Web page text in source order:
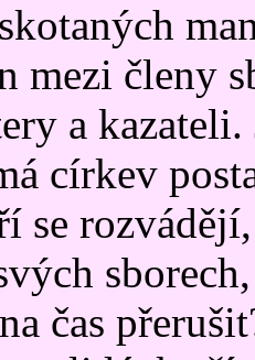
mezi členy
a kazateli.
církev
se
čas